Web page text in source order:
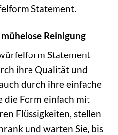
Statement.
Reinigung
Statement
ihre Qualität und
durch ihre einfache
die Form einfach mit
Flüssigkeiten, stellen
und warten Sie, bis